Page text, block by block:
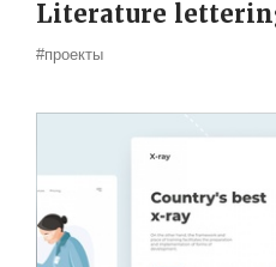
Literature
#проекты